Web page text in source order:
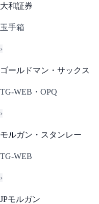
大和証券
玉手箱
›
ゴールドマン・サックス
TG-WEB・OPQ
›
モルガン・スタンレー
TG-WEB
›
JPモルガン